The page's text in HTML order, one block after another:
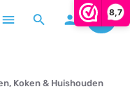
8,7
Koken & Huishouden